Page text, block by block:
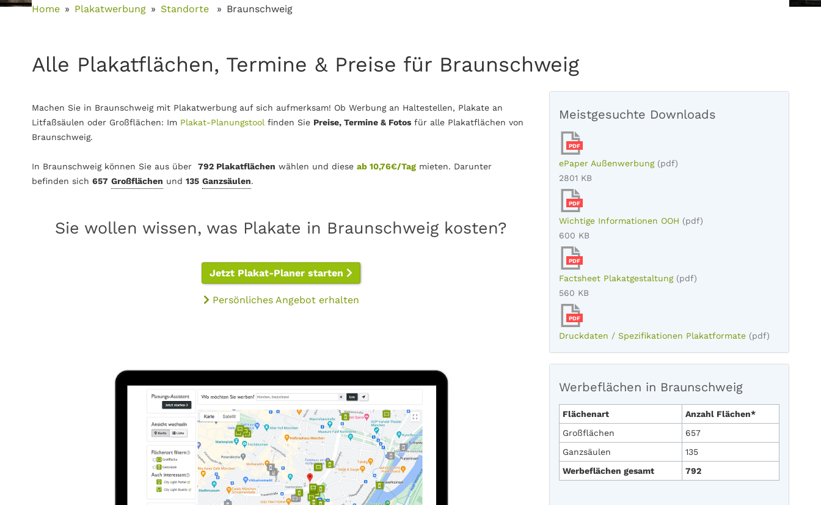
Home Plakatwerbung Standorte Braunschweig
Alle Plakatflächen, Termine & Preise für Braunschweig
Machen Sie in Braunschweig mit Plakatwerbung auf sich aufmerksam! Ob Werbung an Haltestellen, Plakate an
Litfaßsäulen oder Großflächen: Im Plakat-Planungstool finden Sie Preise, Termine & Fotos für alle Plakatflächen von
Braunschweig.
In Braunschweig können Sie aus über 792 Plakatflächen wählen und diese ab 10,76€/Tag mieten. Darunter
befinden sich 657 Großflächen und 135 Ganzsäulen.
Sie wollen wissen, was Plakate in Braunschweig kosten?
Jetzt Plakat-Planer starten
Persönliches Angebot erhalten
Meistgesuchte Downloads
PDF
ePaper Außenwerbung (pdf)
2801 KB
PDF
Wichtige Informationen OOH (pdf)
600 KB
PDF
Factsheet Plakatgestaltung (pdf)
560 KB
PDF
Druckdaten / Spezifikationen Plakatformate (pdf)
Werbeflächen in Braunschweig
Flächenart
Anzahl Flächen*
Großflächen
657
Ganzsäulen
135
Werbeflächen gesamt
792